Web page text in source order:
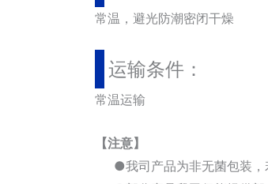
常温，避光防潮密闭干燥
运输条件：
常温运输
【注意】
●我司产品为非无菌包装，